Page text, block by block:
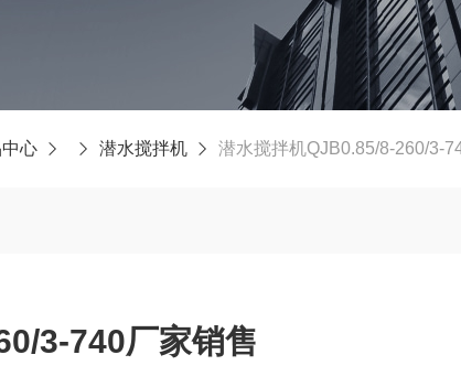
心 潜水搅拌机 潜水搅拌机QJB0.85/8-260/3-
3-740厂家销售